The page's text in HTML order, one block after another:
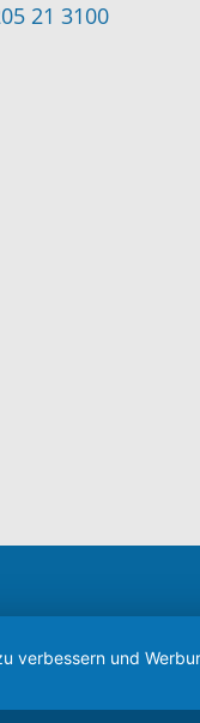
21 3100
verbessern und